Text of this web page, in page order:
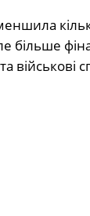
більше
військові